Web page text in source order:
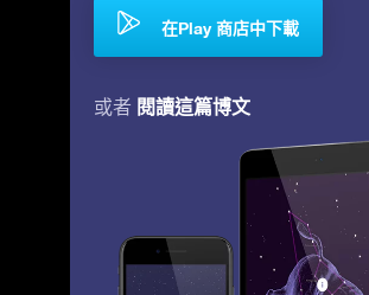
在Play 商店中下載
或者 閱讀這篇博文